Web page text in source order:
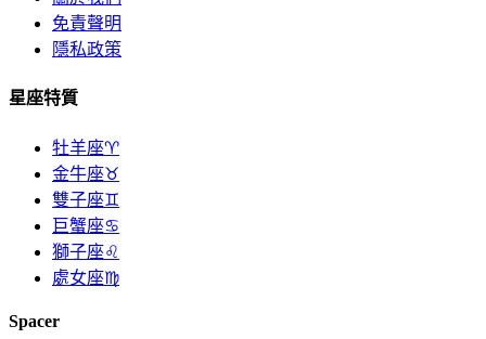
免責聲明
隱私政策
星座特質
牡羊座♈
金牛座♉
雙子座♊
巨蟹座♋
獅子座♌
處女座♍
Spacer